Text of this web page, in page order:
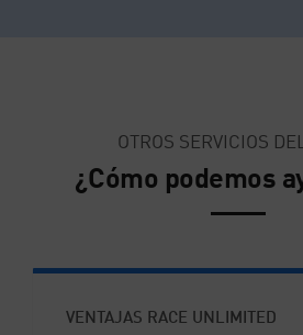
OTROS SERVICIOS
¿Cómo podemos
VENTAJAS RACE UNLIMITED